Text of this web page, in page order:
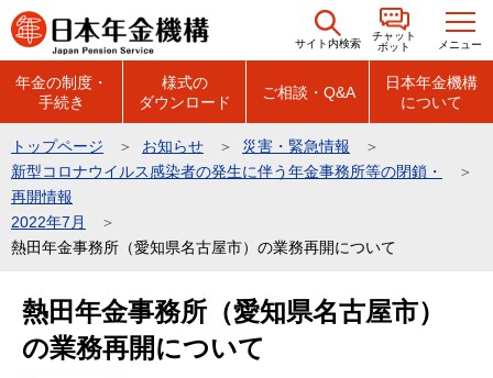
こ
の
の
先
頭
で
サイト内検索
チャット
ボット
メニュー
年金の制度・
手続き
様式の
ダウンロード
ご相談・Q&A
日本年金機構
について
トップページ お知らせ
災害・緊急情報
新型コロナウイルス感染者の発生に伴う年金事務所等の閉鎖・
再開情報
2022年7月
熱田年金事務所（愛知県名古屋市）の業務再開について
熱田年金事務所（愛知県名古屋市）
の業務再開について